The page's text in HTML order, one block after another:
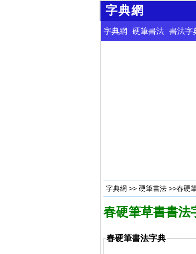
字典網
字典網 硬筆書法 書法字
字典網 >> 硬筆書法>>春硬
春硬筆草書書法
春硬筆書法字典